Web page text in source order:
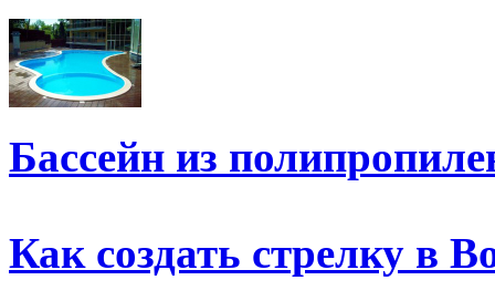
Бассейн из
Как создать стрелку в